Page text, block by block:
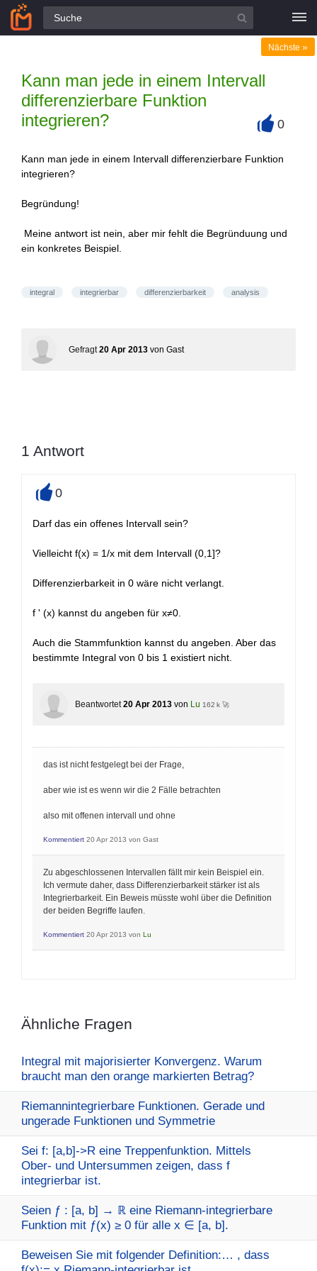
Alle Fragen
Kann man jede in einem Intervall
differenzierbare Funktion
integrieren?
Nächste »
0
Kann man jede in einem Intervall differenzierbare Funktion
integrieren?
Begründung!
Meine antwort ist nein, aber mir fehlt die Begründuung und
ein konkretes Beispiel.
integral integrierbar differenzierbarkeit analysis
Gefragt 20 Apr 2013 von Gast
1 Antwort
0
Darf das ein offenes Intervall sein?
Vielleicht f(x) = 1/x mit dem Intervall (0,1]?
Differenzierbarkeit in 0 wäre nicht verlangt.
f ' (x) kannst du angeben für x≠0.
Auch die Stammfunktion kannst du angeben. Aber das
bestimmte Integral von 0 bis 1 existiert nicht.
Beantwortet 20 Apr 2013 von Lu 162 k 🚀
das ist nicht festgelegt bei der Frage,
aber wie ist es wenn wir die 2 Fälle betrachten
also mit offenen intervall und ohne
Kommentiert 20 Apr 2013 von Gast
Zu abgeschlossenen Intervallen fällt mir kein Beispiel ein.
Ich vermute daher, dass Differenzierbarkeit stärker ist als
Integrierbarkeit. Ein Beweis müsste wohl über die Definition
der beiden Begriffe laufen.
Kommentiert 20 Apr 2013 von Lu
Ähnliche Fragen
Integral mit majorisierter Konvergenz. Warum
braucht man den orange markierten Betrag?
Riemannintegrierbare Funktionen. Gerade und
ungerade Funktionen und Symmetrie
Sei f: [a,b]->R eine Treppenfunktion. Mittels
Ober- und Untersummen zeigen, dass f
integrierbar ist.
Seien ƒ : [a, b] → ℝ eine Riemann-integrierbare
Funktion mit ƒ(x) ≥ 0 für alle x ∈ [a, b].
Beweisen Sie mit folgender Definition:… , dass